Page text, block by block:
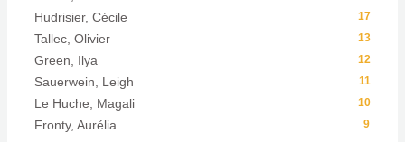
17
Hudrisier, Cécile
13
Tallec, Olivier
12
Green, Ilya
11
Sauerwein, Leigh
10
Le Huche, Magali
9
Fronty, Aurélia